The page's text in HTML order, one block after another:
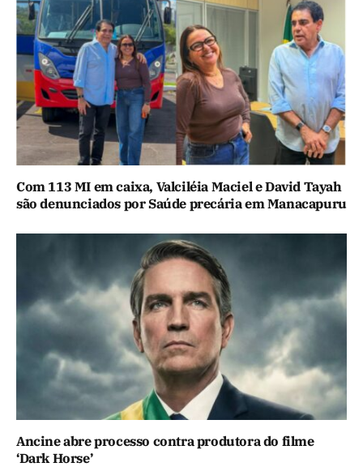
Com 113 MI em caixa, Valciléia Maciel e David Tayah
são denunciados por Saúde precária em Manacapuru
Ancine abre processo contra produtora do filme
‘Dark Horse’